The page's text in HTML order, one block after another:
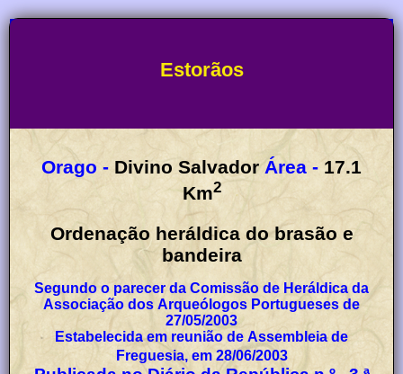
Estorãos
Orago - Divino Salvador Área - 17.1
Km2
Ordenação heráldica do brasão e
bandeira
Segundo o parecer da Comissão de Heráldica da
Associação dos Arqueólogos Portugueses de
27/05/2003
Estabelecida em reunião de Assembleia de
Freguesia, em 28/06/2003